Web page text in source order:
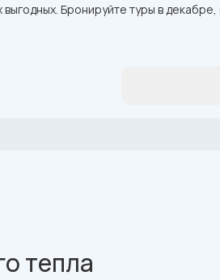
Бронируйте туры в
тепла